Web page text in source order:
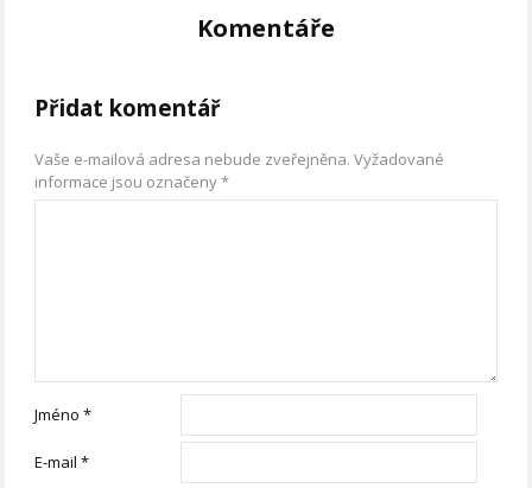
Komentáře
Přidat komentář
Vaše e-mailová adresa nebude zveřejněna. Vyžadované
informace jsou označeny*
Jméno*
E-mail*